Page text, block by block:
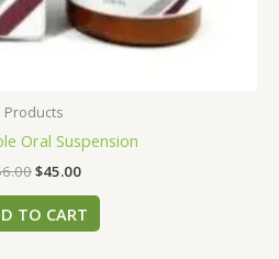
Products
Oral Suspension
$45.00
TO CART